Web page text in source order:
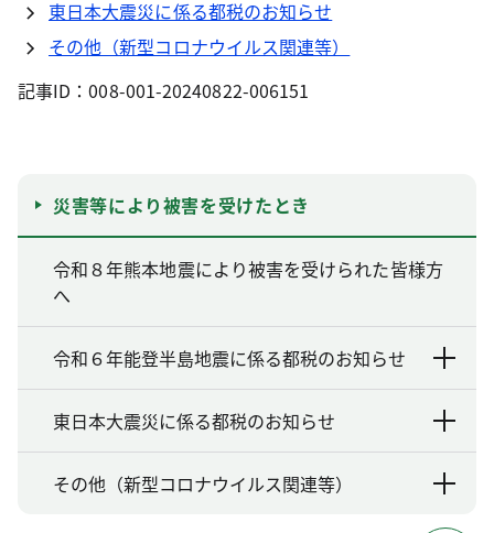
東日本大震災に係る都税のお知らせ
その他（新型コロナウイルス関連等）
記事ID：008-001-20240822-006151
災害等により被害を受けたとき
令和８年熊本地震により被害を受けられた皆様方
へ​
令和６年能登半島地震に係る都税のお知らせ
東日本大震災に係る都税のお知らせ
その他（新型コロナウイルス関連等）